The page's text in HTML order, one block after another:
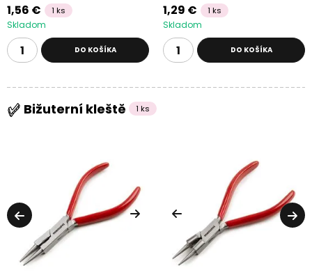
1,56 € 1 ks
Skladom
DO KOŠÍKA
1,29 € 1 ks
Skladom
DO KOŠÍKA
Bižuterní kleště 1 ks